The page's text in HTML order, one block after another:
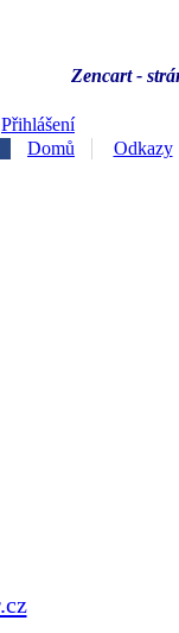
Zencart -
Přihlášení
Domů
Odkazy